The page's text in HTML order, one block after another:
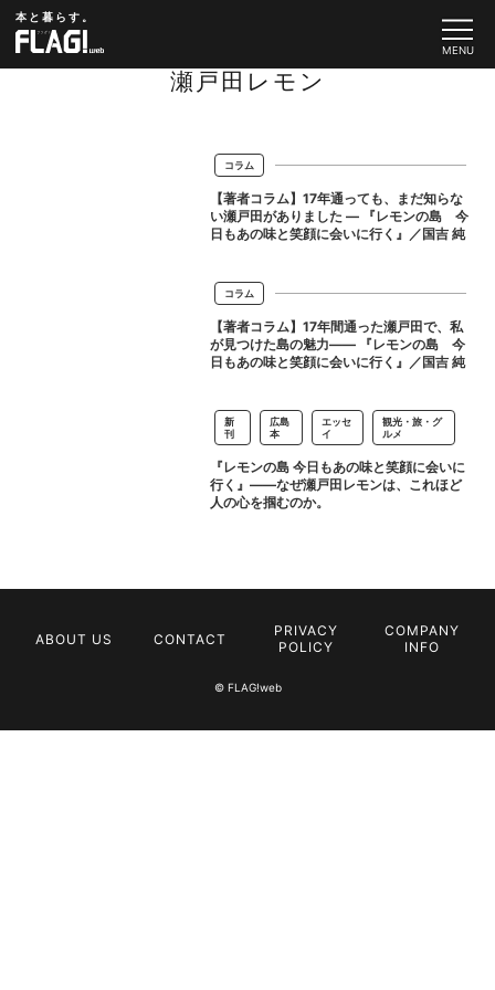
本と暮らす。
瀬戸田レモン
コラム
【著者コラム】17年通っても、まだ知らな
い瀬戸田がありました ― 『レモンの島 今
日もあの味と笑顔に会いに行く』／国吉 純
コラム
【著者コラム】17年間通った瀬戸田で、私
が見つけた島の魅力―― 『レモンの島 今
日もあの味と笑顔に会いに行く』／国吉 純
新
刊
広島
本
エッセ
イ
観光・旅・グ
ルメ
『レモンの島 今日もあの味と笑顔に会いに
行く』――なぜ瀬戸田レモンは、これほど
人の心を掴むのか。
ABOUT US CONTACT
PRIVACY
POLICY
COMPANY
INFO
© FLAG!web